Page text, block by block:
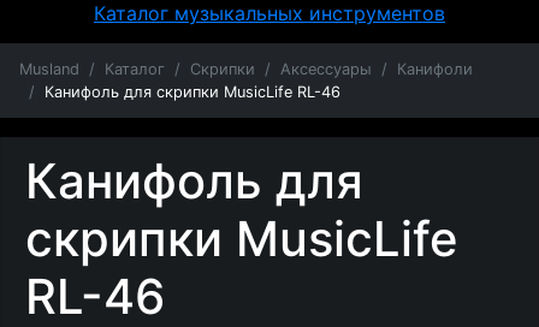
Каталог музыкальных инструментов
Musland Каталог Скрипки Аксессуары
Канифоли
Канифоль для скрипки MusicLife RL-46
Канифоль для
скрипки MusicLife
RL-46